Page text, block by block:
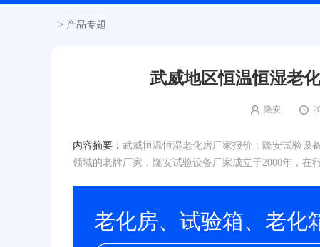
> 产品专题
武威地区恒温恒湿老
隆安
内容摘要： 武威恒温恒湿老化房厂家报价：隆安试验设
领域的老牌厂家，隆安试验设备厂家成立于2000年，在
老化房、试验箱、老化